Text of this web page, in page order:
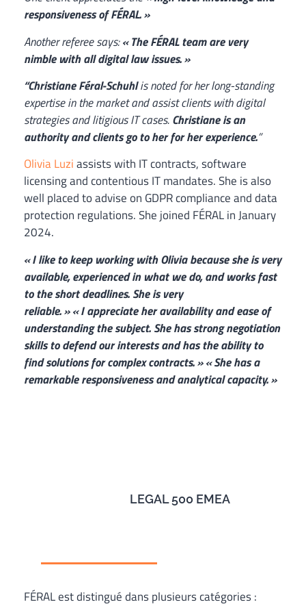
responsiveness of FÉRAL. »
Another referee says:« The FÉRAL team are very
nimble with all digital law issues. »
“Christiane Féral-Schuhlis noted for her long-standing
expertise in the market and assist clients with digital
strategies and litigious IT cases.Christiane is an
authority and clients go to her for her experience.”
Olivia Luziassists with IT contracts, software
licensing and contentious IT mandates. She is also
well placed to advise on GDPR compliance and data
protection regulations. She joined FÉRAL in January
2024.
« I like to keep working with Olivia because she is very
available, experienced in what we do, and works fast
to the short deadlines. She is very
reliable. » « Iappreciate her availability and ease of
understanding the subject. She has strong negotiation
skills to defend our interests and has the ability to
find solutions for complex contracts. »« She has a
remarkable responsiveness and analytical capacity. »
LEGAL 500 EMEA
FÉRAL est distingué dans plusieurs catégories :